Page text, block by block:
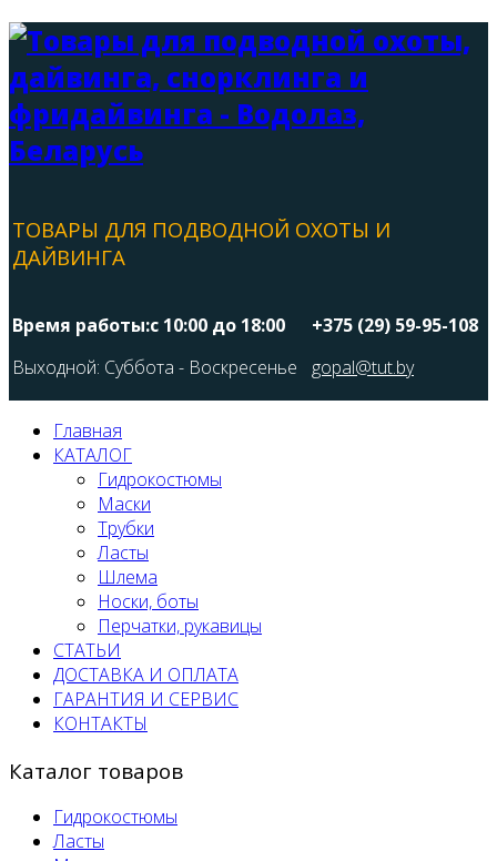
ТОВАРЫ ДЛЯ ПОДВОДНОЙ ОХОТЫ И
ДАЙВИНГА
Время работы:с 10:00 до 18:00
Выходной: Суббота - Воскресенье
+375 (29) 59-95-108
gopal@tut.by
Главная
КАТАЛОГ
Гидрокостюмы
Маски
Трубки
Ласты
Шлема
Носки, боты
Перчатки, рукавицы
СТАТЬИ
ДОСТАВКА И ОПЛАТА
ГАРАНТИЯ И СЕРВИС
КОНТАКТЫ
Каталог товаров
Гидрокостюмы
Ласты